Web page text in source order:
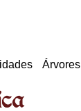
Árvores